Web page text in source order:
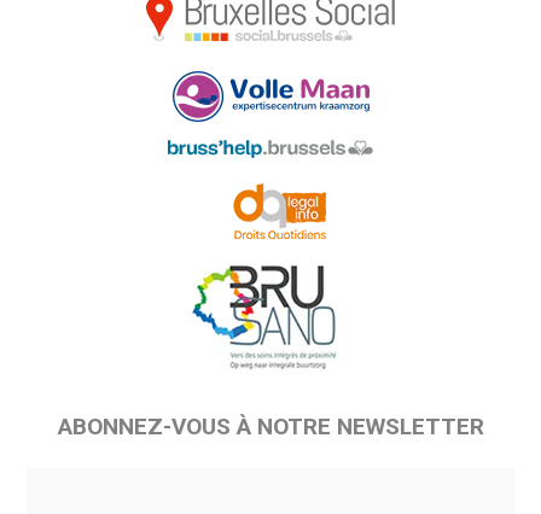
ABONNEZ-VOUS À NOTRE NEWSLETTER